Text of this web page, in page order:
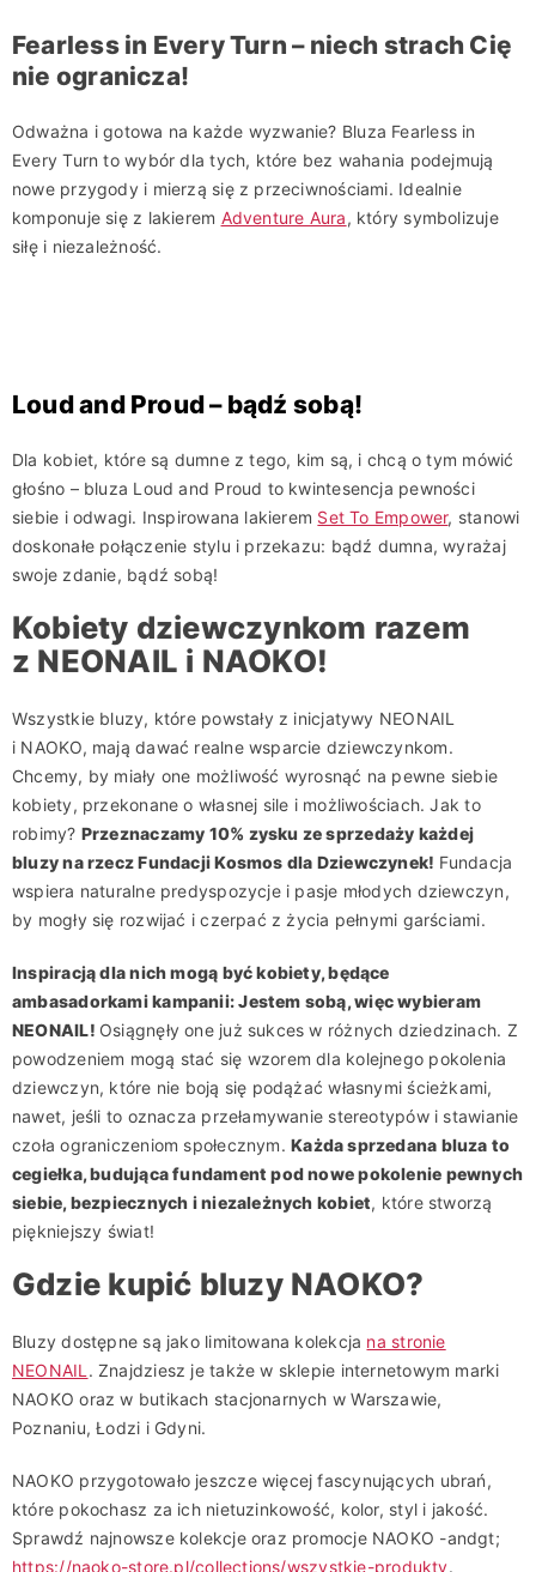
Fearless in Every Turn – niech strach Cię
nie ogranicza!
Odważna i gotowa na każde wyzwanie? Bluza Fearless in
Every Turn to wybór dla tych, które bez wahania podejmują
nowe przygody i mierzą się z przeciwnościami. Idealnie
komponuje się z lakierem Adventure Aura, który symbolizuje
siłę i niezależność.
Loud and Proud – bądź sobą!
Dla kobiet, które są dumne z tego, kim są, i chcą o tym mówić
głośno – bluza Loud and Proud to kwintesencja pewności
siebie i odwagi. Inspirowana lakierem Set To Empower, stanowi
doskonałe połączenie stylu i przekazu: bądź dumna, wyrażaj
swoje zdanie, bądź sobą!
Kobiety dziewczynkom razem
z NEONAIL i NAOKO!
Wszystkie bluzy, które powstały z inicjatywy NEONAIL
i NAOKO, mają dawać realne wsparcie dziewczynkom.
Chcemy, by miały one możliwość wyrosnąć na pewne siebie
kobiety, przekonane o własnej sile i możliwościach. Jak to
robimy? Przeznaczamy 10% zysku ze sprzedaży każdej
bluzy na rzecz Fundacji Kosmos dla Dziewczynek! Fundacja
wspiera naturalne predyspozycje i pasje młodych dziewczyn,
by mogły się rozwijać i czerpać z życia pełnymi garściami.
Inspiracją dla nich mogą być kobiety, będące
ambasadorkami kampanii: Jestem sobą, więc wybieram
NEONAIL! Osiągnęły one już sukces w różnych dziedzinach. Z
powodzeniem mogą stać się wzorem dla kolejnego pokolenia
dziewczyn, które nie boją się podążać własnymi ścieżkami,
nawet, jeśli to oznacza przełamywanie stereotypów i stawianie
czoła ograniczeniom społecznym.Każda sprzedana bluza to
cegiełka, budująca fundament pod nowe pokolenie pewnych
siebie, bezpiecznych i niezależnych kobiet, które stworzą
piękniejszy świat!
Gdzie kupić bluzy NAOKO?
Bluzy dostępne są jako limitowana kolekcja na stronie
NEONAIL . Znajdziesz je także w sklepie internetowym marki
NAOKO oraz w butikach stacjonarnych w Warszawie,
Poznaniu, Łodzi i Gdyni.
NAOKO przygotowało jeszcze więcej fascynujących ubrań,
które pokochasz za ich nietuzinkowość, kolor, styl i jakość.
Sprawdź najnowsze kolekcje oraz promocje NAOKO -andgt;
https://naoko-store.pl/collections/wszystkie-produkty.